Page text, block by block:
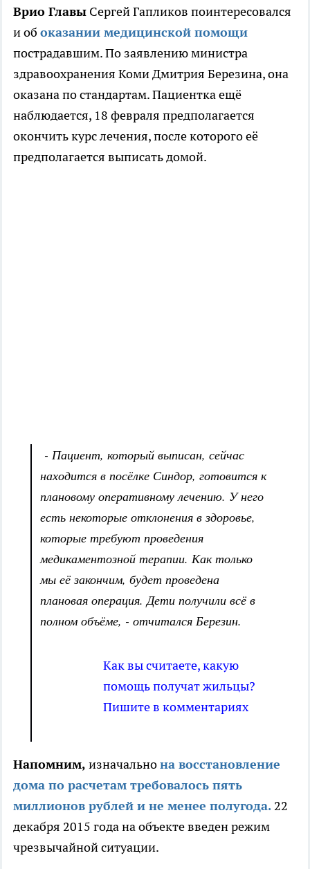
Врио Главы Сергей Гапликов поинтересовался
и об оказании медицинской помощи
пострадавшим. По заявлению министра
здравоохранения Коми Дмитрия Березина, она
оказана по стандартам. Пациентка ещё
наблюдается, 18 февраля предполагается
окончить курс лечения, после которого её
предполагается выписать домой.
- Пациент, который выписан, сейчас
находится в посёлке Синдор, готовится к
плановому оперативному лечению. У него
есть некоторые отклонения в здоровье,
которые требуют проведения
медикаментозной терапии. Как только
мы её закончим, будет проведена
плановая операция. Дети получили всё в
полном объёме, - отчитался Березин.
Как вы считаете, какую
помощь получат жильцы?
Пишите в комментариях
Напомним, изначальнона восстановление
дома по расчетам требовалось пять
миллионов рублей и не менее полугода. 22
декабря 2015 года на объекте введен режим
чрезвычайной ситуации.